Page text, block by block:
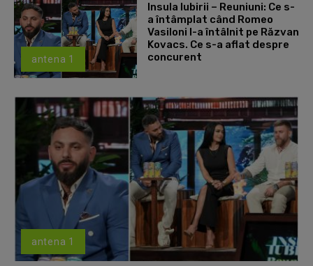
antena 1
Insula Iubirii – Reuniuni: Ce s-
a întâmplat când Romeo
Vasiloni l-a întâlnit pe Răzvan
Kovacs. Ce s-a aflat despre
concurent
antena 1